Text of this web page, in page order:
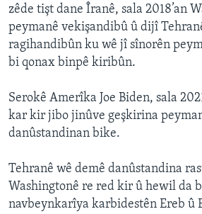
zêde tişt dane Îranê, sala 2018’an
peymanê vekişandibû û dijî
ragihandibûn ku wê jî sînorên
bi qonax binpê kiribûn.
Serokê Amerîka Joe Biden, sala
kar kir jibo jinûve geşkirina
danûstandinan bike.
Tehranê wê demê danûstandina
Washingtonê re red kir û hewil da
navbeynkarîya karbidestên Ereb û